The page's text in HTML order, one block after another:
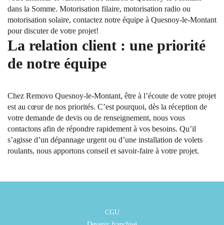
dans la Somme. Motorisation filaire, motorisation radio ou
motorisation solaire, contactez notre équipe à Quesnoy-le-Montant
pour discuter de votre projet!
La relation client : une priorité
de notre équipe
Chez Removo Quesnoy-le-Montant, être à l’écoute de votre projet
est au cœur de nos priorités. C’est pourquoi, dès la réception de
votre demande de devis ou de renseignement, nous vous
contactons afin de répondre rapidement à vos besoins. Qu’il
s’agisse d’un dépannage urgent ou d’une installation de volets
roulants, nous apportons conseil et savoir-faire à votre projet.
CGU